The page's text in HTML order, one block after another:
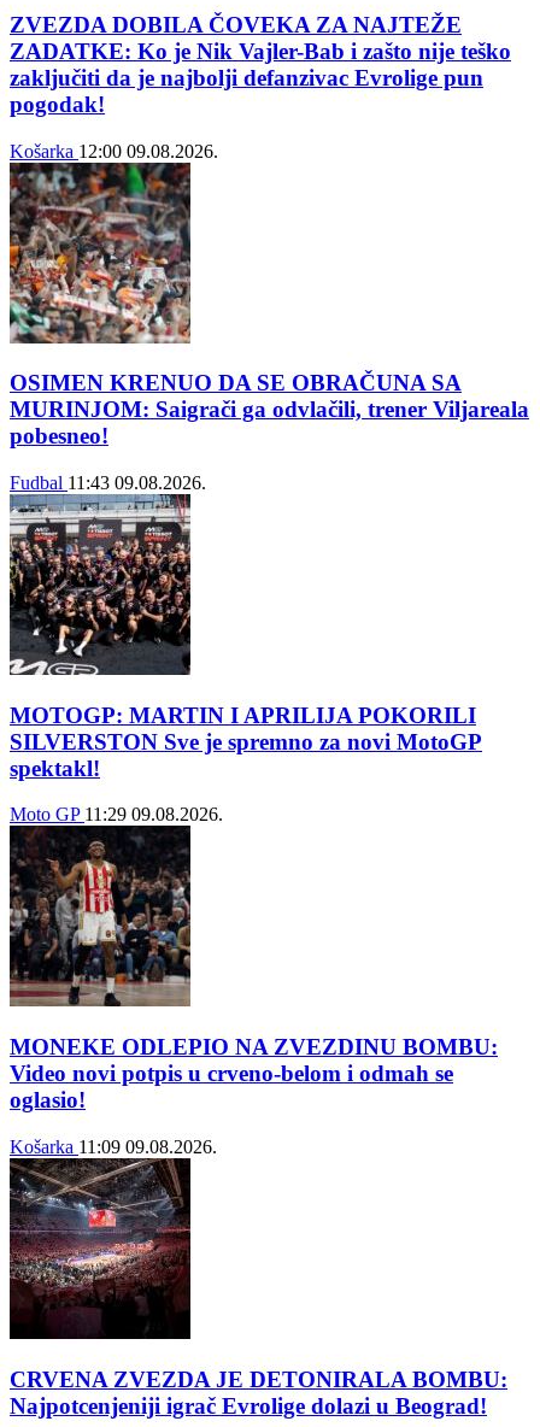
ZVEZDA DOBILA ČOVEKA ZA NAJTEŽE
ZADATKE: Ko je Nik Vajler-Bab i zašto nije teško
zaključiti da je najbolji defanzivac Evrolige pun
pogodak!
Košarka 12:00 09.08.2026.
OSIMEN KRENUO DA SE OBRAČUNA SA
MURINJOM: Saigrači ga odvlačili, trener Viljareala
pobesneo!
Fudbal 11:43 09.08.2026.
MOTOGP: MARTIN I APRILIJA POKORILI
SILVERSTON Sve je spremno za novi MotoGP
spektakl!
Moto GP 11:29 09.08.2026.
MONEKE ODLEPIO NA ZVEZDINU BOMBU:
Video novi potpis u crveno-belom i odmah se
oglasio!
Košarka 11:09 09.08.2026.
CRVENA ZVEZDA JE DETONIRALA BOMBU:
Najpotcenjeniji igrač Evrolige dolazi u Beograd!